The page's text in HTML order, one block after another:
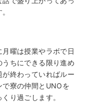
曜は授業やラボで日
ちにできる限り進め
終わっていればルー
で寮の仲間とUNOを
り過ごします。